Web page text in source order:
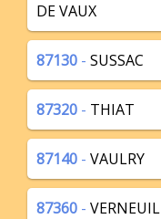
DE VAUX
87130 - SUSSAC
87320 - THIAT
87140 - VAULRY
87360 - VERNEUIL